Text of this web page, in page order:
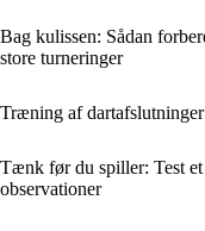
Bag kulissen: Sådan
store turneringer
Træning af
Tænk før du spiller: Test
observationer